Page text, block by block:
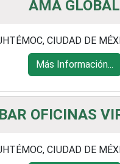
AMA GLOBAL
CIUDAD DE
Más Información...
OFICINAS
CIUDAD DE